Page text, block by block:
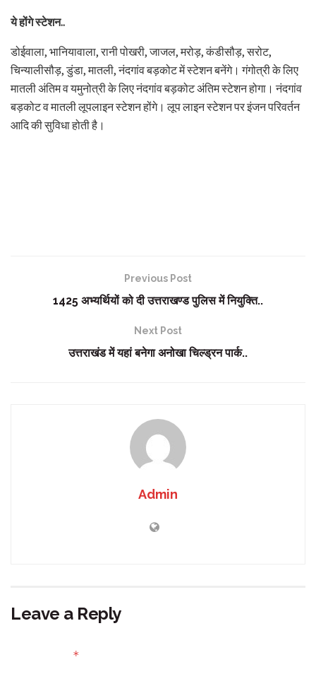
ये होंगे स्टेशन..
डोईवाला, भानियावाला, रानी पोखरी, जाजल, मरोड़, कंडीसौड़, सरोट,
चिन्यालीसौड़, डुंडा, मातली, नंदगांव बड़कोट में स्टेशन बनेंगे। गंगोत्री के लिए
मातली अंतिम व यमुनोत्री के लिए नंदगांव बड़कोट अंतिम स्टेशन होगा। नंदगांव
बड़कोट व मातली लूपलाइन स्टेशन होंगे। लूप लाइन स्टेशन पर इंजन परिवर्तन
आदि की सुविधा होती है।
Previous Post
1425 अभ्यर्थियों को दी उत्तराखण्ड पुलिस में नियुक्ति..
Next Post
उत्तराखंड में यहां बनेगा अनोखा चिल्ड्रन पार्क..
Admin
Leave a Reply
*